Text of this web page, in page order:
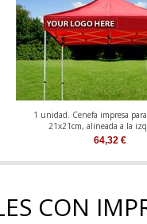
1 unidad. Cenefa impresa
21x21cm, alineada a la
64,32 €
CON